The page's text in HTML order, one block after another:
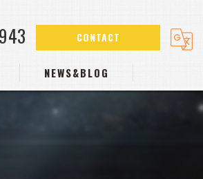
CONTACT
NEWS&BLOG